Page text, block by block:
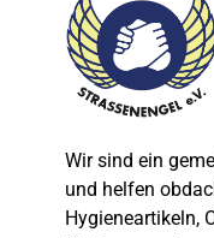
Wir sind ein
und helfen
Hygieneartikeln,